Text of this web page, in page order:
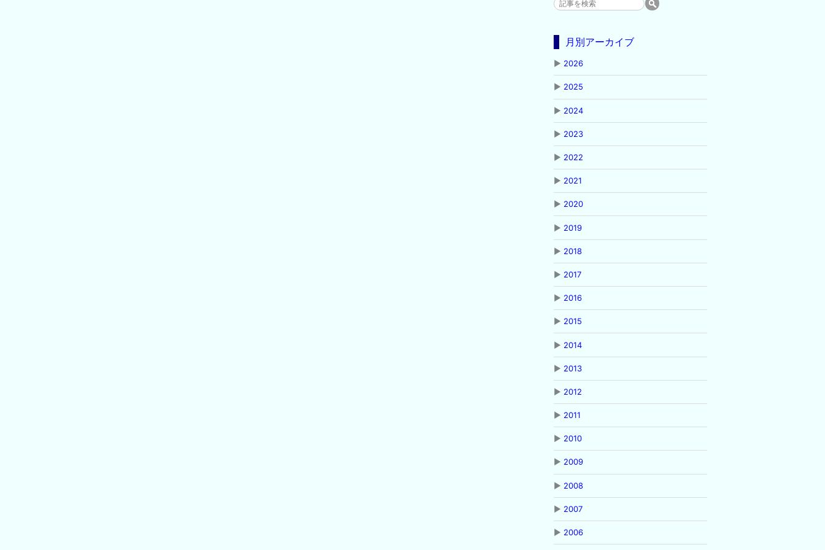
月別アーカイブ
▶ 2026
▶ 2025
▶ 2024
▶ 2023
▶ 2022
▶ 2021
▶ 2020
▶ 2019
▶ 2018
▶ 2017
▶ 2016
▶ 2015
▶ 2014
▶ 2013
▶ 2012
▶ 2011
▶ 2010
▶ 2009
▶ 2008
▶ 2007
▶ 2006